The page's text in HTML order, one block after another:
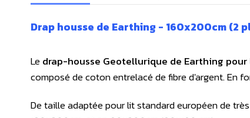
Drap housse de Earthing - 160x200cm (2
Ledrap-housse Geotellurique de Earthing
composé de coton entrelacé de fibre d'argent.En
De taille adaptée pour lit standard européen de